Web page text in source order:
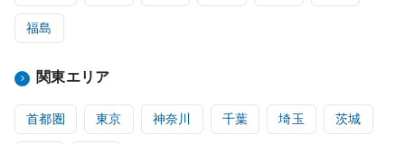
福島
関東エリア
首都圏 東京 神奈川 千葉 埼玉 茨城